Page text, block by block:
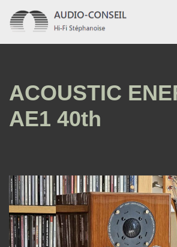
Aller
au
ACOUSTIC
AE1 40th